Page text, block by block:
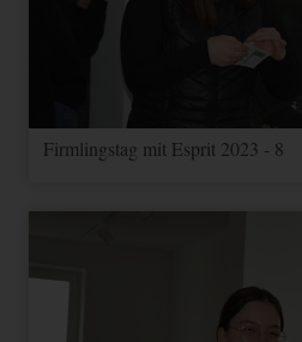
Firmlingstag mit Esprit 2023 - 8